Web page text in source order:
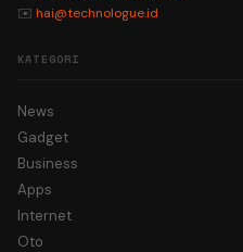
✉️ hai@technologue.id
KATEGORI
News
Gadget
Business
Apps
Internet
Oto